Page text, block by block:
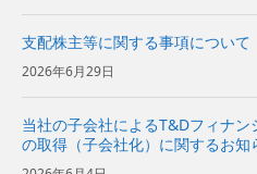
支配株主等に関する事項について
2026年6月29日
当社の子会社によるT&Dフィナ
の取得（子会社化）に関するお知